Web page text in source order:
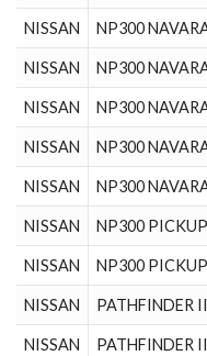
NISSAN NP300
NISSAN NP300
NISSAN NP300
NISSAN NP300
NISSAN NP300
NISSAN NP300
NISSAN NP300
NISSAN PATHFINDER
NISSAN PATHFINDER